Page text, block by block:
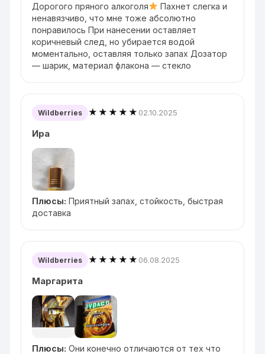
Дорогого пряного алкоголя
Пахнет слегка и
ненавязчиво, что мне тоже абсолютно
понравилось При нанесении оставляет
коричневый след, но убирается водой
моментально, оставляя только запах Дозатор
— шарик, материал флакона — стекло
Wildberries ★★★★★ 02.10.2025
Ира
Плюсы: Приятный запах, стойкость, быстрая
доставка
Wildberries ★★★★★ 06.08.2025
Маргарита
Плюсы: Они конечно отличаются от тех что